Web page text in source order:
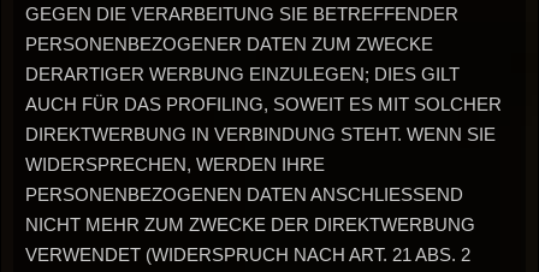
GEGEN DIE VERARBEITUNG SIE BETREFFENDER
PERSONENBEZOGENER DATEN ZUM ZWECKE
DERARTIGER WERBUNG EINZULEGEN; DIES GILT
AUCH FÜR DAS PROFILING, SOWEIT ES MIT SOLCHER
DIREKTWERBUNG IN VERBINDUNG STEHT. WENN SIE
WIDERSPRECHEN, WERDEN IHRE
PERSONENBEZOGENEN DATEN ANSCHLIESSEND
NICHT MEHR ZUM ZWECKE DER DIREKTWERBUNG
VERWENDET (WIDERSPRUCH NACH ART. 21 ABS. 2